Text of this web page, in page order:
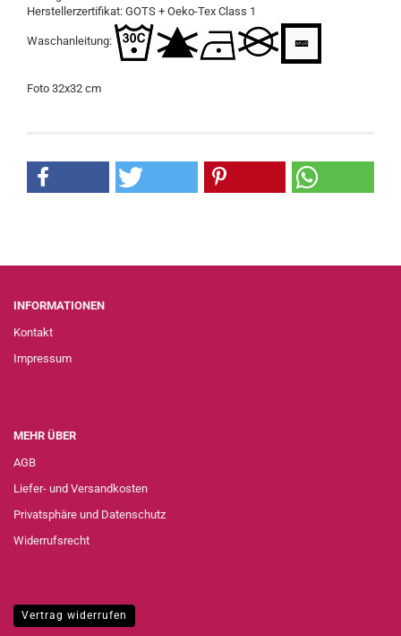
Herstellerzertifikat: GOTS + Oeko-Tex Class 1
Waschanleitung:
Foto 32x32 cm
INFORMATIONEN
Kontakt
Impressum
MEHR ÜBER
AGB
Liefer- und Versandkosten
Privatsphäre und Datenschutz
Widerrufsrecht
Vertrag widerrufen